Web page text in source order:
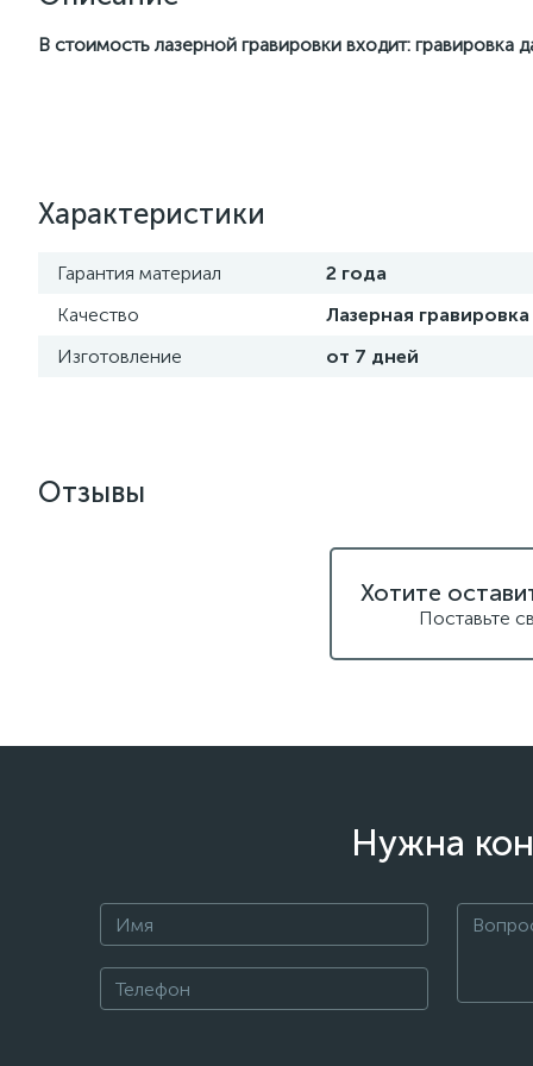
В стоимость лазерной гравировки входит: гравировка
Характеристики
Гарантия материал
2 года
Качество
Лазерная
Изготовление
от 7 дней
Отзывы
Хотите
Поставьте
Нужна